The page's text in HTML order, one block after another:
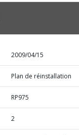
2009/04/15
Plan de réinstallation
RP975
2